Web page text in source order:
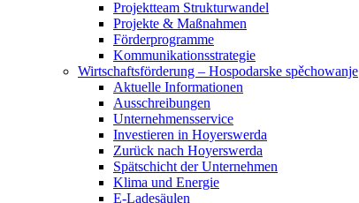
Projektteam Strukturwandel
Projekte & Maßnahmen
Förderprogramme
Kommunikationsstrategie
Wirtschaftsförderung – Hospodarske spěchowanje
Aktuelle Informationen
Ausschreibungen
Unternehmensservice
Investieren in Hoyerswerda
Zurück nach Hoyerswerda
Spätschicht der Unternehmen
Klima und Energie
E-Ladesäulen